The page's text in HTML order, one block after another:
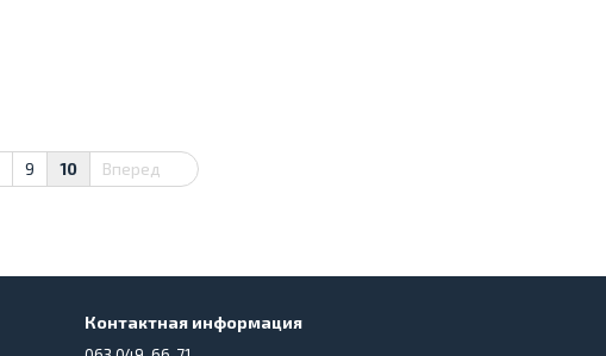
9 10 Вперед
Контактная информация